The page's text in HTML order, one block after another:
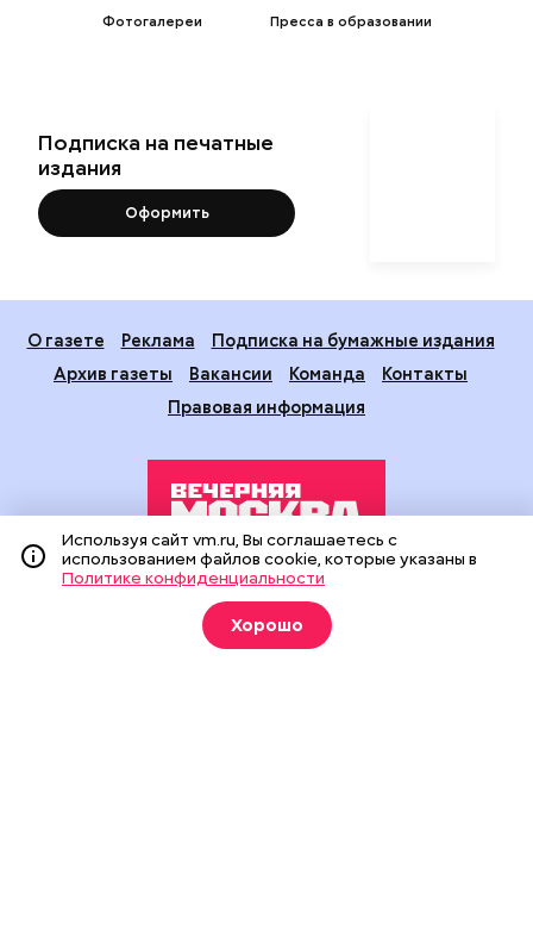
Фотогалереи
Пресса в образовании
Подписка на печатные
издания
Оформить
О газете Реклама
Подписка на бумажные издания
Архив газеты
Вакансии Команда
Контакты
Правовая информация
Издание создано при финансовой поддержке Департамента
средств массовой информации и рекламы города Москвы.
На сайте применяются рекомендательные технологии
(информационные технологии предоставления информации
Используя сайт vm.ru, Вы соглашаетесь с
использованием файлов cookie, которые указаны в
Политике конфиденциальности
Хорошо